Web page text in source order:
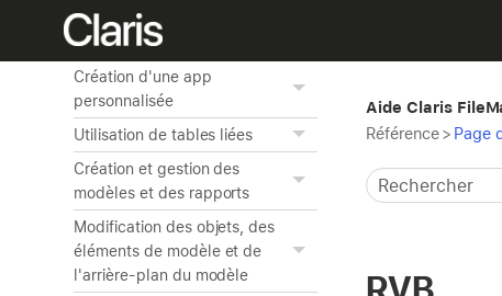
Prévisualisation et impression
de données
Création d'une app
personnalisée
Utilisation de tables liées
Création et gestion des
modèles et des rapports
Modification des objets, des
éléments de modèle et de
l'arrière-plan du modèle
Aide Claris
Référence> Page